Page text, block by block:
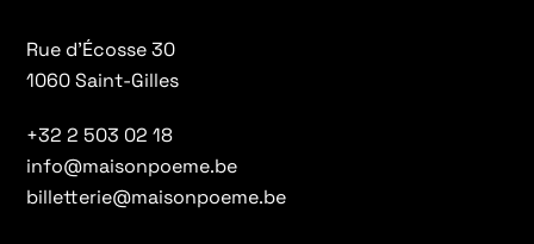
Rue d’Écosse 30
1060 Saint-Gilles
+32 2 503 02 18
info@maisonpoeme.be
billetterie@maisonpoeme.be